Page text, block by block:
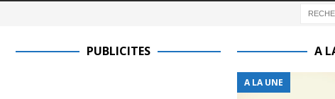
PUBLICITES A
A LA UNE